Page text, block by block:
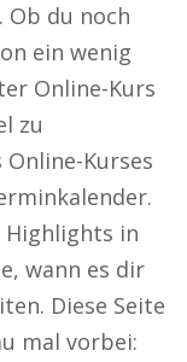
Ob du noch
ein wenig
Online-Kurs
zu
Kurses
Highlights in
wann es dir
Diese Seite
mal vorbei: